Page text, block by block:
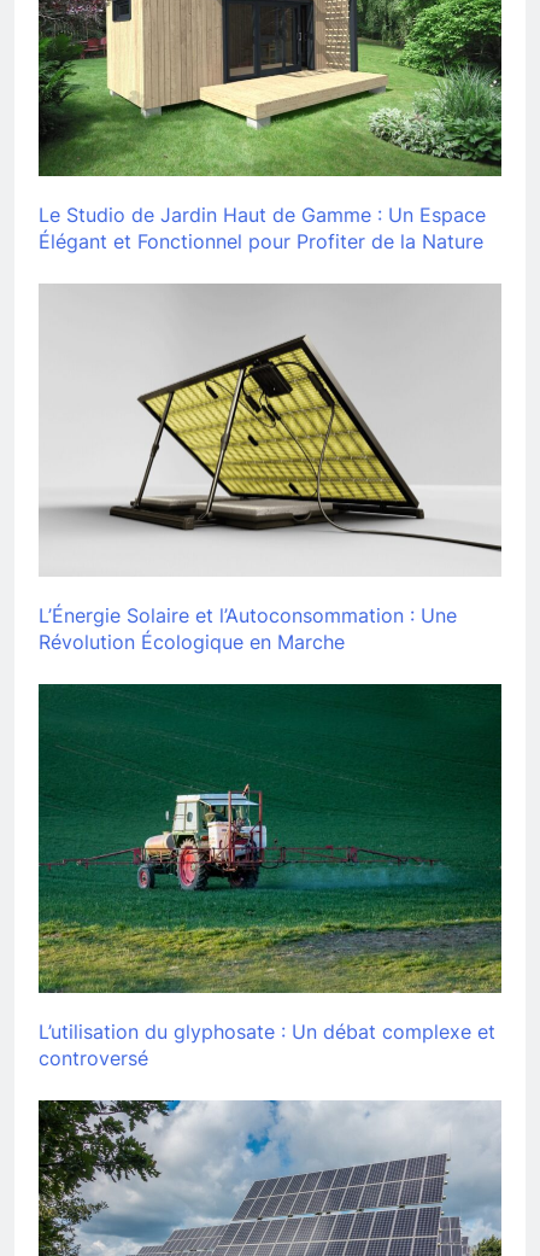
Le Studio de Jardin Haut de Gamme : Un Espace
Élégant et Fonctionnel pour Profiter de la Nature
L’Énergie Solaire et l’Autoconsommation : Une
Révolution Écologique en Marche
L’utilisation du glyphosate : Un débat complexe et
controversé